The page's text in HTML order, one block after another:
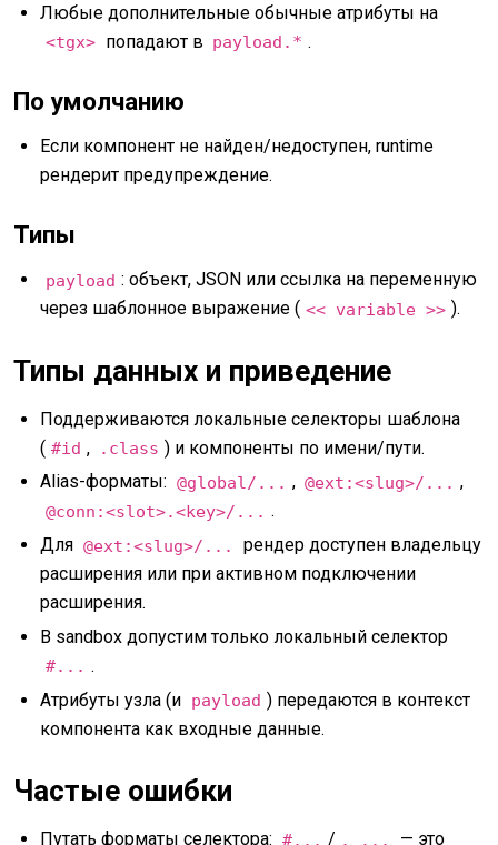
Любые дополнительные обычные атрибуты на
<tgx> попадают в payload.* .
По умолчанию
Если компонент не найден/недоступен, runtime
рендерит предупреждение.
Типы
payload : объект, JSON или ссылка на переменную
через шаблонное выражение ( << variable >> ).
Типы данных и приведение
Поддерживаются локальные селекторы шаблона
( #id , .class ) и компоненты по имени/пути.
Alias-форматы: @global/... , @ext:<slug>/... ,
@conn:<slot>.<key>/... .
Для @ext:<slug>/...
рендер доступен владельцу
расширения или при активном подключении
расширения.
В sandbox допустим только локальный селектор
#... .
Атрибуты узла (и payload ) передаются в контекст
компонента как входные данные.
Частые ошибки
Путать форматы селектора: #... / — это